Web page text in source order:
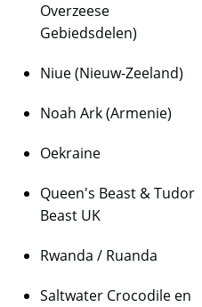
Overzeese
Gebiedsdelen)
Niue (Nieuw-Zeeland)
Noah Ark (Armenie)
Oekraine
Queen's Beast & Tudor
Beast UK
Rwanda / Ruanda
Saltwater Crocodile en